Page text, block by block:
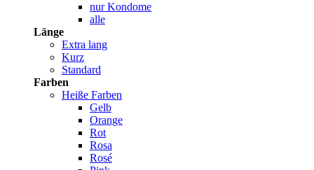
nur Kondome
alle
Länge
Extra lang
Kurz
Standard
Farben
Heiße Farben
Gelb
Orange
Rot
Rosa
Rosé